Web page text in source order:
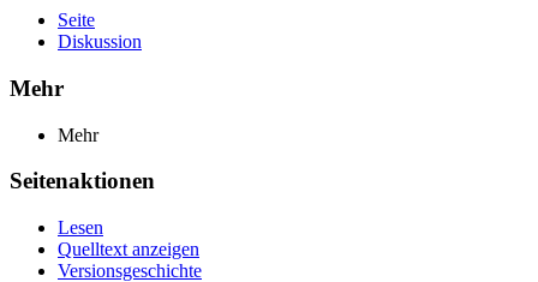
Seite
Diskussion
Mehr
Mehr
Seitenaktionen
Lesen
Quelltext anzeigen
Versionsgeschichte